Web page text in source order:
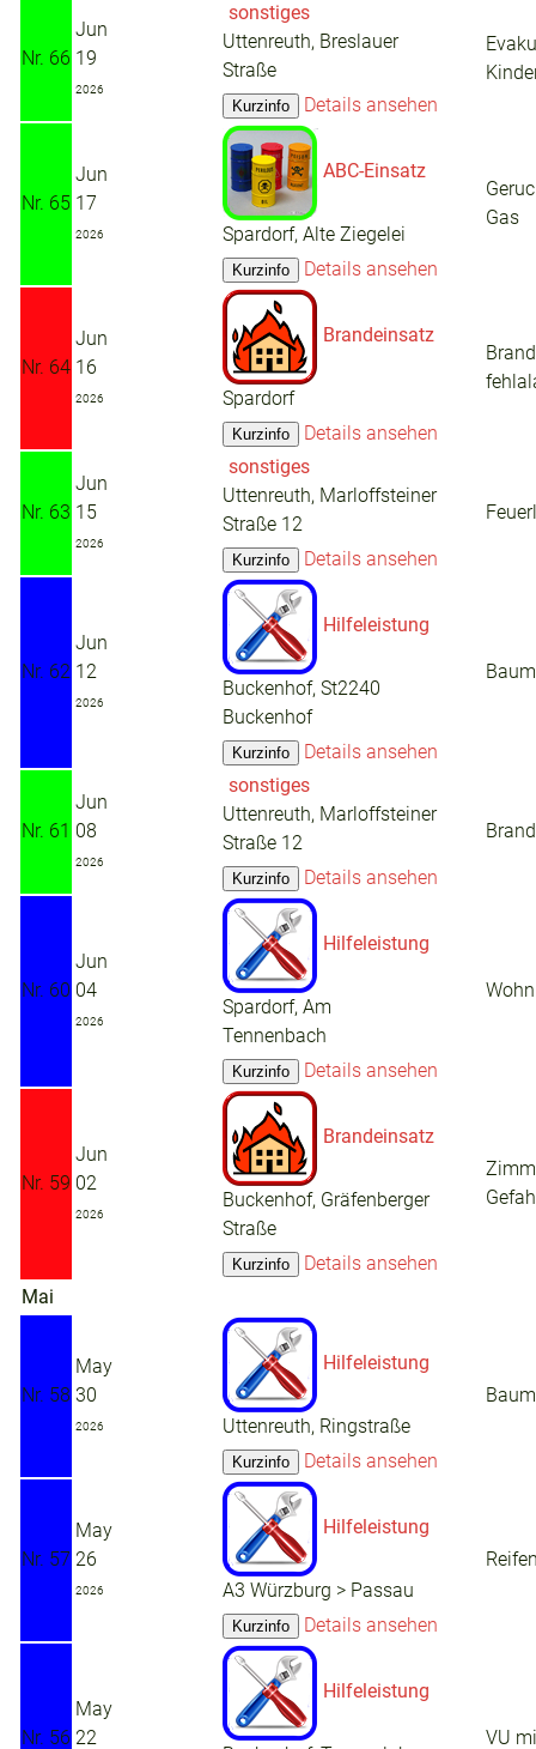
Nr. 66
Jun
19
2026
sonstiges
Uttenreuth, Breslauer
Straße
Details ansehen
Nr. 65
Jun
17
2026
ABC-Einsatz
Spardorf, Alte Ziegelei
Details ansehen
Gas
Nr. 64
Jun
16
2026
Brandeinsatz
Spardorf
Details ansehen
Nr. 63
Jun
15
2026
sonstiges
Uttenreuth, Marloffsteiner
Straße 12
Details ansehen
Nr. 62
Jun
12
2026
Hilfeleistung
Buckenhof, St2240
Buckenhof
Details ansehen
Nr. 61
Jun
08
2026
sonstiges
Uttenreuth, Marloffsteiner
Straße 12
Details ansehen
Nr. 60
Jun
04
2026
Hilfeleistung
Spardorf, Am
Tennenbach
Details ansehen
Nr. 59
Jun
02
2026
Brandeinsatz
Buckenhof, Gräfenberger
Straße
Details ansehen
Mai
Nr. 58
May
30
2026
Hilfeleistung
Uttenreuth, Ringstraße
Details ansehen
Nr. 57
May
26
2026
Hilfeleistung
A3 Würzburg > Passau
Details ansehen
Nr. 56
May
22
Hilfeleistung
VU